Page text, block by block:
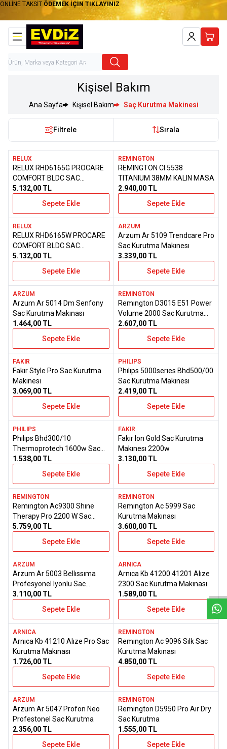
ONLİNE TAKSİT ÖDEMEK İÇİN TIKLAYINIZ
Hesabım
Kişisel Bakım
Ana Sayfa Kişisel Bakım Saç Kurutma Makinesi
Filtrele Sırala
Favorilere Ekle
RELUX
RELUX RHD6165G PROCARE
COMFORT BLDC SAC
KURUTMA MAKINESI 1650W
5.132,00 TL
Sepete Ekle
Favorilere Ekle
REMINGTON
REMINGTON CI 5538
TITANIUM 38MM KALIN MASA
2.940,00TL
Sepete Ekle
Favorilere Ekle
RELUX
RELUX RHD6165W PROCARE
COMFORT BLDC SAC
KURUTMA MAKINESI 1650W
5.132,00 TL
Sepete Ekle
Yeni
Favorilere Ekle
ARZUM
Arzum Ar 5109 Trendcare Pro
Sac Kurutma Makınesı
3.339,00TL
Sepete Ekle
Yeni
Favorilere Ekle
ARZUM
Arzum Ar 5014 Dm Senfony
Sac Kurutma Makınası
1.464,00 TL
Sepete Ekle
Yeni
Favorilere Ekle
REMINGTON
Remıngton D3015 E51 Power
Volume 2000 Sac Kurutma
Makınesı
2.607,00TL
Sepete Ekle
Yeni
Favorilere Ekle
FAKIR
Fakır Style Pro Sac Kurutma
Makınesı
3.069,00 TL
Sepete Ekle
Yeni
Favorilere Ekle
PHILIPS
Phılıps 5000serıes Bhd500/00
Sac Kurutma Makınesı
2.419,00TL
Sepete Ekle
Yeni
Favorilere Ekle
PHILIPS
Phılıps Bhd300/10
Thermoprotech 1600w Sac
Kurutma Makınesı
1.538,00 TL
Sepete Ekle
Yeni
Favorilere Ekle
FAKIR
Fakır Ion Gold Sac Kurutma
Makınesı 2200w
3.130,00TL
Sepete Ekle
Yeni
Favorilere Ekle
REMINGTON
Remıngton Ac9300 Shıne
Therapy Pro 2200 W Sac
Kurutma Mak
5.759,00 TL
Sepete Ekle
Yeni
Favorilere Ekle
REMINGTON
Remıngton Ac 5999 Sac
Kurutma Makınası
3.600,00TL
Sepete Ekle
Yeni
Favorilere Ekle
ARZUM
Arzum Ar 5003 Bellıssıma
Profesyonel Iyonlu Sac
Kurutma Makı
3.110,00 TL
Sepete Ekle
Ücretsiz Kargo
Stoktan Teslim
Favorilere Ekle
ARNICA
Arnıca Kb 41200 41201 Alıze
2300 Sac Kurutma Makınası
1.589,00TL
Sepete Ekle
Ücretsiz Kargo
Stoktan Teslim
Favorilere Ekle
ARNICA
Arnıca Kb 41210 Alıze Pro Sac
Kurutma Makınası
1.726,00 TL
Sepete Ekle
Ücretsiz Kargo
Stoktan Teslim
Favorilere Ekle
REMINGTON
Remıngton Ac 9096 Sılk Sac
Kurutma Makınası
4.850,00TL
Sepete Ekle
Ücretsiz Kargo
Stoktan Teslim
Favorilere Ekle
ARZUM
Arzum Ar 5047 Profon Neo
Profestonel Sac Kurutma
2.356,00 TL
Sepete Ekle
Ücretsiz Kargo
Stoktan Teslim
Favorilere Ekle
REMINGTON
Remıngton D5950 Pro Aır Dry
Sac Kurutma
1.555,00TL
Sepete Ekle